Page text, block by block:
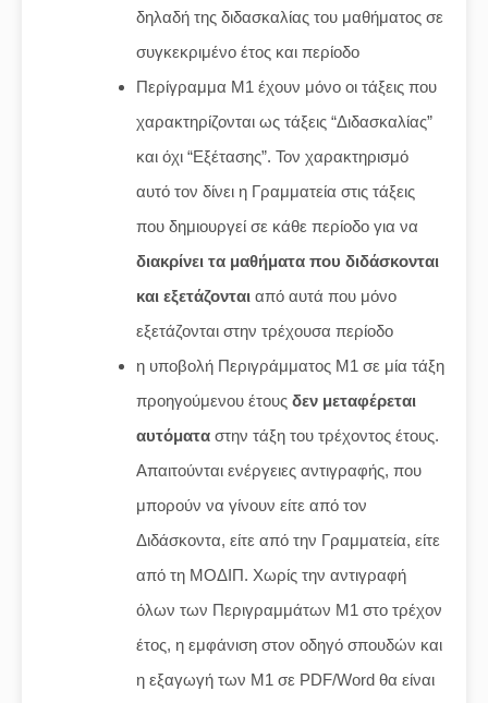
δηλαδή της διδασκαλίας του μαθήματος σε
συγκεκριμένο έτος και περίοδο
Περίγραμμα Μ1 έχουν μόνο οι τάξεις που
χαρακτηρίζονται ως τάξεις “Διδασκαλίας”
και όχι “Εξέτασης”. Τον χαρακτηρισμό
αυτό τον δίνει η Γραμματεία στις τάξεις
που δημιουργεί σε κάθε περίοδο για να
διακρίνει τα μαθήματα που διδάσκονται
και εξετάζονται από αυτά που μόνο
εξετάζονται στην τρέχουσα περίοδο
η υποβολή Περιγράμματος Μ1 σε μία τάξη
προηγούμενου έτους δεν μεταφέρεται
αυτόματα στην τάξη του τρέχοντος έτους.
Απαιτούνται ενέργειες αντιγραφής, που
μπορούν να γίνουν είτε από τον
Διδάσκοντα, είτε από την Γραμματεία, είτε
από τη ΜΟΔΙΠ. Χωρίς την αντιγραφή
όλων των Περιγραμμάτων Μ1 στο τρέχον
έτος, η εμφάνιση στον οδηγό σπουδών και
η εξαγωγή των Μ1 σε PDF/Word θα είναι